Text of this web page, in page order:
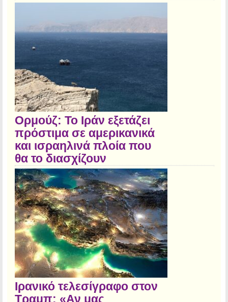
Ορμούζ: Το Ιράν εξετάζει
πρόστιμα σε αμερικανικά
και ισραηλινά πλοία που
θα το διασχίζουν
Ιρανικό τελεσίγραφο στον
Τραμπ: «Αν μας